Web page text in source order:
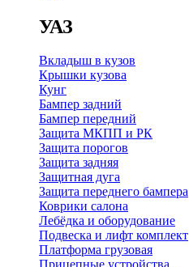
УАЗ
Вкладыш в кузов
Крышки кузова
Кунг
Бампер задний
Бампер передний
Защита МКПП и РК
Защита порогов
Защита задняя
Защитная дуга
Защита переднего бампера
Коврики салона
Лебёдка и оборудование
Подвеска и лифт комплект
Платформа грузовая